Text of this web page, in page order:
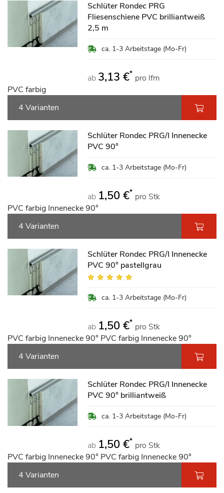
Schlüter Rondec PRG
Fliesenschiene PVC brilliantweiß
2,5 m
ca. 1-3 Arbeitstage (Mo-Fr)
ab 3,13 €* pro lfm
PVC farbig
4 Varianten
Schlüter Rondec PRG/I Innenecke
PVC 90°
ca. 1-3 Arbeitstage (Mo-Fr)
ab 1,50 €* pro Stk
PVC farbig Innenecke 90°
4 Varianten
Schlüter Rondec PRG/I Innenecke
PVC 90° pastellgrau
Bewertung:
ca. 1-3 Arbeitstage (Mo-Fr)
ab 1,50 €* pro Stk
PVC farbig Innenecke 90° PVC farbig Innenecke 90°
4 Varianten
Schlüter Rondec PRG/I Innenecke
PVC 90° brilliantweiß
ca. 1-3 Arbeitstage (Mo-Fr)
ab 1,50 €* pro Stk
PVC farbig Innenecke 90° PVC farbig Innenecke 90°
4 Varianten